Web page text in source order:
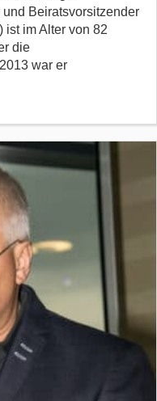
Beiratsvorsitzender
ist im Alter von 82
die
war er